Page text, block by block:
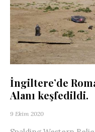
İngiltere’de
Alanı keşfedildi.
9 Ekim 2020